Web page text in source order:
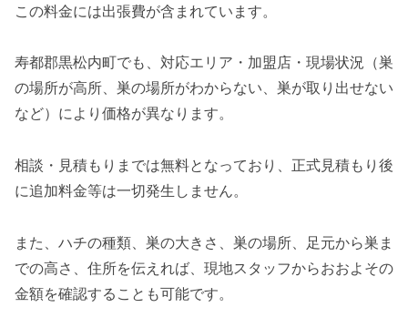
この料金には出張費が含まれています。
寿都郡黒松内町でも、対応エリア・加盟店・現場状況（巣
の場所が高所、巣の場所がわからない、巣が取り出せない
など）により価格が異なります。
相談・見積もりまでは無料となっており、正式見積もり後
に追加料金等は一切発生しません。
また、ハチの種類、巣の大きさ、巣の場所、足元から巣ま
での高さ、住所を伝えれば、現地スタッフからおおよその
金額を確認することも可能です。